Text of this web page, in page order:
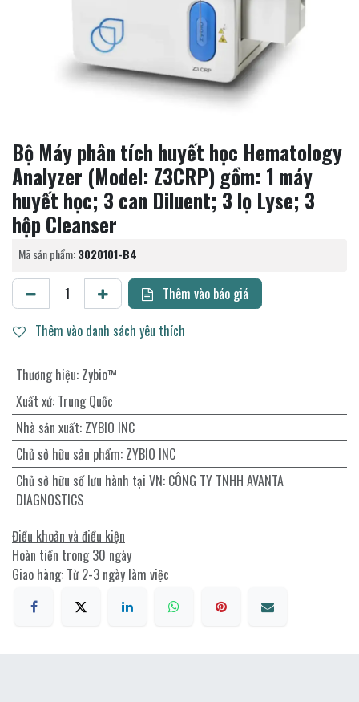
Bộ Máy phân tích huyết học Hematology
Analyzer (Model: Z3CRP) gồm: 1 máy
huyết học; 3 can Diluent; 3 lọ Lyse; 3
hộp Cleanser
Mã sản phẩm:3020101-B4
Thêm vào báo giá
Thêm vào danh sách yêu thích
Thương hiệu: Zybio™
Xuất xứ: Trung Quốc
Nhà sản xuất: ZYBIO INC
Chủ sở hữu sản phẩm: ZYBIO INC
Chủ sở hữu số lưu hành tại VN: CÔNG TY TNHH AVANTA
DIAGNOSTICS
Điều khoản và điều kiện
Hoàn tiền trong 30 ngày
Giao hàng: Từ 2-3 ngày làm việc